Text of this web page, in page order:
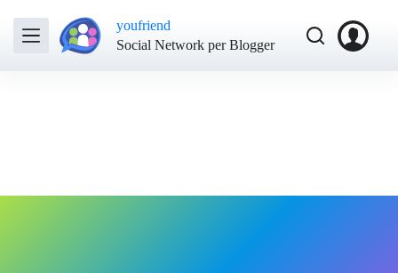
youfriend
Social Network per Blogger